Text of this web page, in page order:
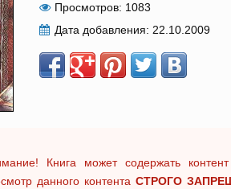
Просмотров: 1083
Дата добавления: 22.10.2009
Книга может содержать
данного контента СТРОГО